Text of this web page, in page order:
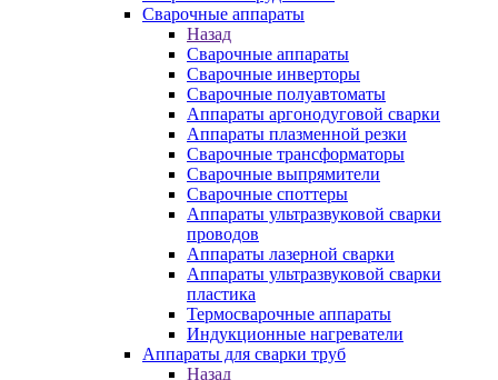
Сварочные аппараты
Назад
Сварочные аппараты
Сварочные инверторы
Сварочные полуавтоматы
Аппараты аргонодуговой сварки
Аппараты плазменной резки
Сварочные трансформаторы
Сварочные выпрямители
Сварочные споттеры
Аппараты ультразвуковой сварки
проводов
Аппараты лазерной сварки
Аппараты ультразвуковой сварки
пластика
Термосварочные аппараты
Индукционные нагреватели
Аппараты для сварки труб
Назад